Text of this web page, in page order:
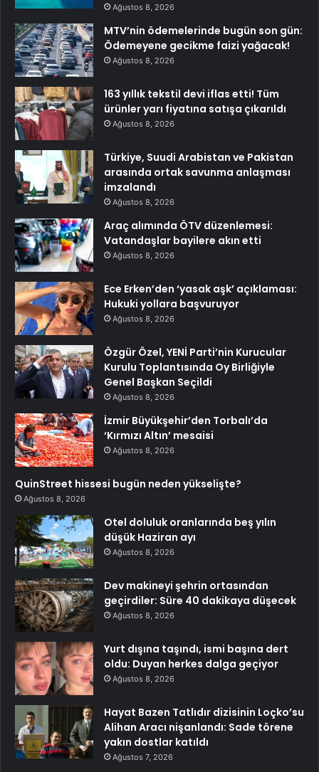
Ağustos 8, 2026
MTV’nin ödemelerinde bugün son gün:
Ödemeyene gecikme faizi yağacak!
Ağustos 8, 2026
163 yıllık tekstil devi iflas etti! Tüm
ürünler yarı fiyatına satışa çıkarıldı
Ağustos 8, 2026
Türkiye, Suudi Arabistan ve Pakistan
arasında ortak savunma anlaşması
imzalandı
Ağustos 8, 2026
Araç alımında ÖTV düzenlemesi:
Vatandaşlar bayilere akın etti
Ağustos 8, 2026
Ece Erken’den ‘yasak aşk’ açıklaması:
Hukuki yollara başvuruyor
Ağustos 8, 2026
Özgür Özel, YENİ Parti’nin Kurucular
Kurulu Toplantısında Oy Birliğiyle
Genel Başkan Seçildi
Ağustos 8, 2026
İzmir Büyükşehir’den Torbalı’da
‘Kırmızı Altın’ mesaisi
Ağustos 8, 2026
QuinStreet hissesi bugün neden yükselişte?
Ağustos 8, 2026
Otel doluluk oranlarında beş yılın
düşük Haziran ayı
Ağustos 8, 2026
Dev makineyi şehrin ortasından
geçirdiler: Süre 40 dakikaya düşecek
Ağustos 8, 2026
Yurt dışına taşındı, ismi başına dert
oldu: Duyan herkes dalga geçiyor
Ağustos 8, 2026
Hayat Bazen Tatlıdır dizisinin Loçko’su
Alihan Aracı nişanlandı: Sade törene
yakın dostlar katıldı
Ağustos 7, 2026